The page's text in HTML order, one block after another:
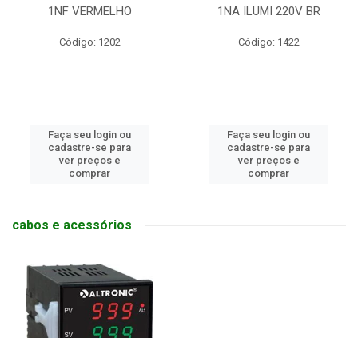
1NF VERMELHO
Código: 1202
Faça seu login ou
cadastre-se para
ver preços e
comprar
1NA ILUMI 220V BR
Código: 1422
Faça seu login ou
cadastre-se para
ver preços e
comprar
cabos e acessórios